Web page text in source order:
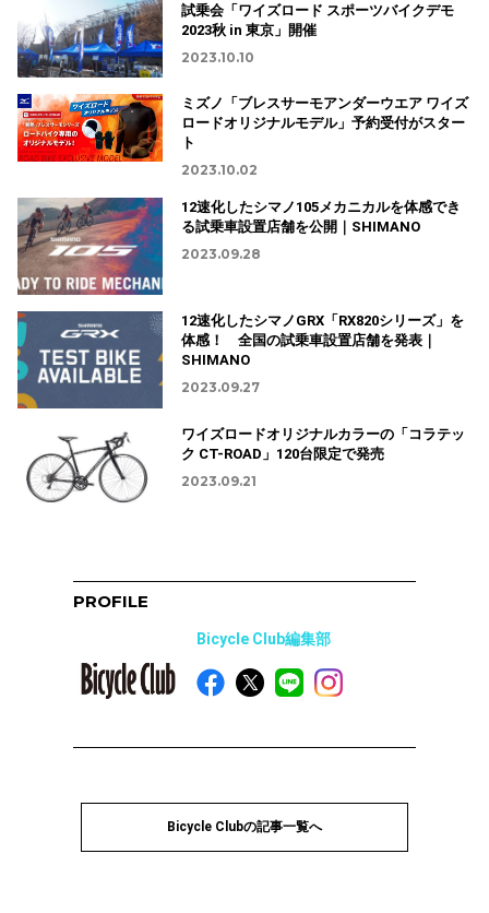
試乗会「ワイズロード スポーツバイクデモ
2023秋 in 東京」開催
2023.10.10
ミズノ「ブレスサーモアンダーウエア ワイズ
ロードオリジナルモデル」予約受付がスター
ト
2023.10.02
12速化したシマノ105メカニカルを体感でき
る試乗車設置店舗を公開｜SHIMANO
2023.09.28
12速化したシマノGRX「RX820シリーズ」を
体感！ 全国の試乗車設置店舗を発表｜
SHIMANO
2023.09.27
ワイズロードオリジナルカラーの「コラテッ
ク CT-ROAD」120台限定で発売
2023.09.21
PROFILE
Bicycle Club編集部
Bicycle Clubの記事一覧へ